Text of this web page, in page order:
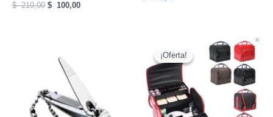
$210,00 El
210,00.
$ 100,00El
¡Oferta!
¡Oferta!